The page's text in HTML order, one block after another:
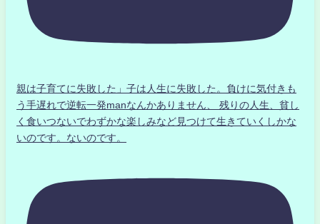
親は子育てに失敗した」子は人生に失敗した。負けに気付きも
う手遅れで逆転一発manなんかありません、 残りの人生、貧し
く食いつないでわずかな楽しみなど見つけて生きていくしかな
いのです。ないのです。